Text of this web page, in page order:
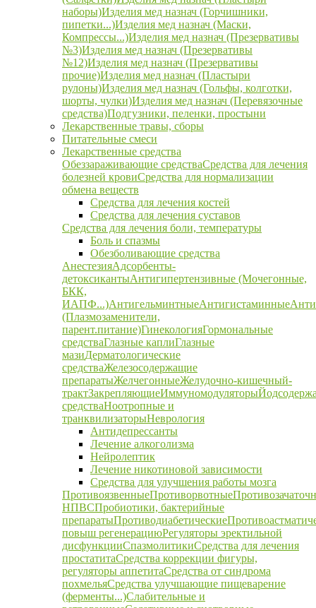
наборы)Изделия мед назнач (Горчишники,
пипетки...)Изделия мед назнач (Маски,
Компрессы...)Изделия мед назнач (Презервативы
№3)Изделия мед назнач (Презервативы
№12)Изделия мед назнач (Презервативы
прочие)Изделия мед назнач (Пластыри
рулоны)Изделия мед назнач (Гольфы, колготки,
шорты, чулки)Изделия мед назнач (Перевязочные
средства)Подгузники, пеленки, простыни
Лекарственные травы, сборы
Питательные смеси
Лекарственные средства
Обеззараживающие средстваСредства для лечения
болезней кровиСредства для нормализации
обмена веществ
Средства для лечения костей
Средства для лечения суставов
Средства для лечения боли, температуры
Боль и спазмы
Обезболивающие средства
АнестезияАдсорбенты-
детоксикантыАнтигипертензивные (Мочегонные,
БКК,
ИАПФ...)АнтигельминтныеАнтигистаминные
(Плазмозаменители,
парент.питание)ГинекологияГормональные
средстваГлазные каплиГлазные
мазиДерматологические
средстваЖелезосодержащие
препаратыЖелчегонныеЖелудочно-кишечный-
трактЗакрепляющиеИммуномодуляторы
средстваНоотропные и
транквилизаторыНеврология
Антидепрессанты
Лечение алкоголизма
Нейролептик
Лечение никотиновой зависимости
Средства для улучшения работы мозга
ПротивоязвенныеПротиворвотные
НПВСПробиотики, бактерийные
препаратыПротиводиабетические
повыш регенерациюРегуляторы эректильной
дисфункцииСпазмолитикиСредства для лечения
простатитаСредства коррекции фигуры,
регуляторы аппетитаСредства от синдрома
похмельяСредства улучшающие пищеварение
(ферменты...)Слабительные и